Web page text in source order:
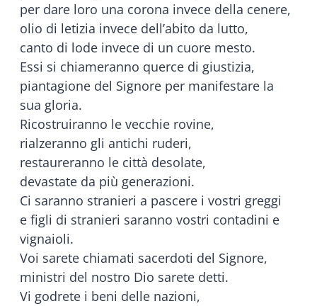
per dare loro una corona invece della cenere,
olio di letizia invece dell’abito da lutto,
canto di lode invece di un cuore mesto.
Essi si chiameranno querce di giustizia,
piantagione del Signore per manifestare la
sua gloria.
Ricostruiranno le vecchie rovine,
rialzeranno gli antichi ruderi,
restaureranno le città desolate,
devastate da più generazioni.
Ci saranno stranieri a pascere i vostri greggi
e figli di stranieri saranno vostri contadini e
vignaioli.
Voi sarete chiamati sacerdoti del Signore,
ministri del nostro Dio sarete detti.
Vi godrete i beni delle nazioni,